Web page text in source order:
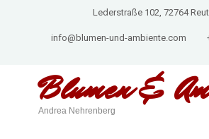
Lederstraße 102, 72764
info@blumen-und-ambiente.com
Blumen &
Andrea Nehrenberg